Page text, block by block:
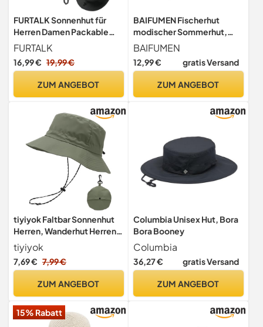
FURTALK Sonnenhut für
Herren Damen Packable
breiter Krempe Sommer
UV-Schutz Angelhut UPF
50+ Einstellbare
Outdoor
FURTALK
16,99 € 19,99 €
ZUM ANGEBOT
BAIFUMEN Fischerhut
modischer Sommerhut,
faltbar, Outdoor-
Anglerhut,
Unisex,Einheitsgröße
BAIFUMEN
12,99 € gratis Versand
ZUM ANGEBOT
tiyiyok Faltbar Sonnenhut
Herren, Wanderhut Herren
und Damen,
Atmungsaktiver Outdoor
Strohhut, Fischerhut UV
Bergsteigen, Wandern,
Schutz im Freien
tiyiyok
7,69 € 7,99 €
ZUM ANGEBOT
Columbia Unisex Hut, Bora
Bora Booney
Columbia
36,27 € gratis Versand
ZUM ANGEBOT
15% Rabatt